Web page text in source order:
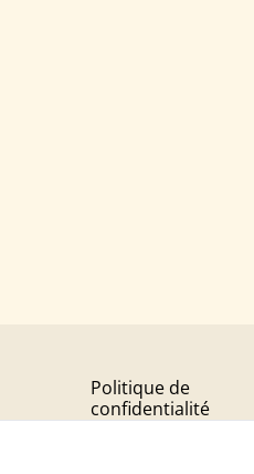
Politique de
confidentialité